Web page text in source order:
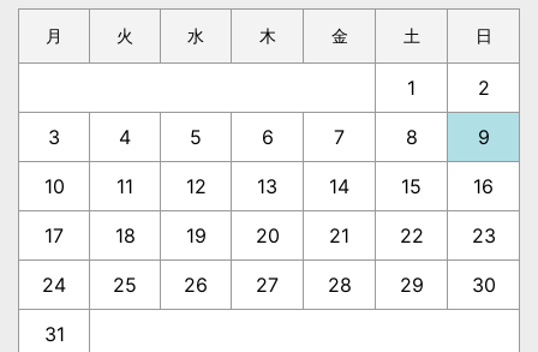
月 火 水 木 金 土 日
1 2
3 4 5 6 7 8 9
10 11 12 13 14 15 16
17 18 19 20 21 22 23
24 25 26 27 28 29 30
31